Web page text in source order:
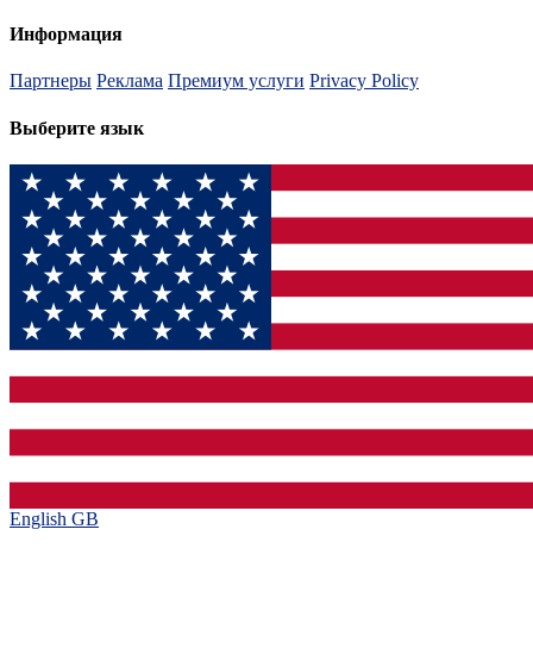
Информация
Партнеры Реклама Премиум услуги Privacy Policy
Выберите язык
English GB‎